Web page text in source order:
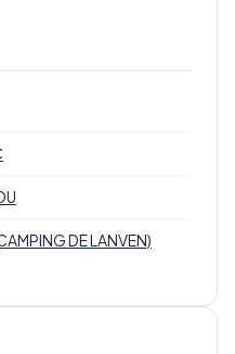
DE LANVEN)